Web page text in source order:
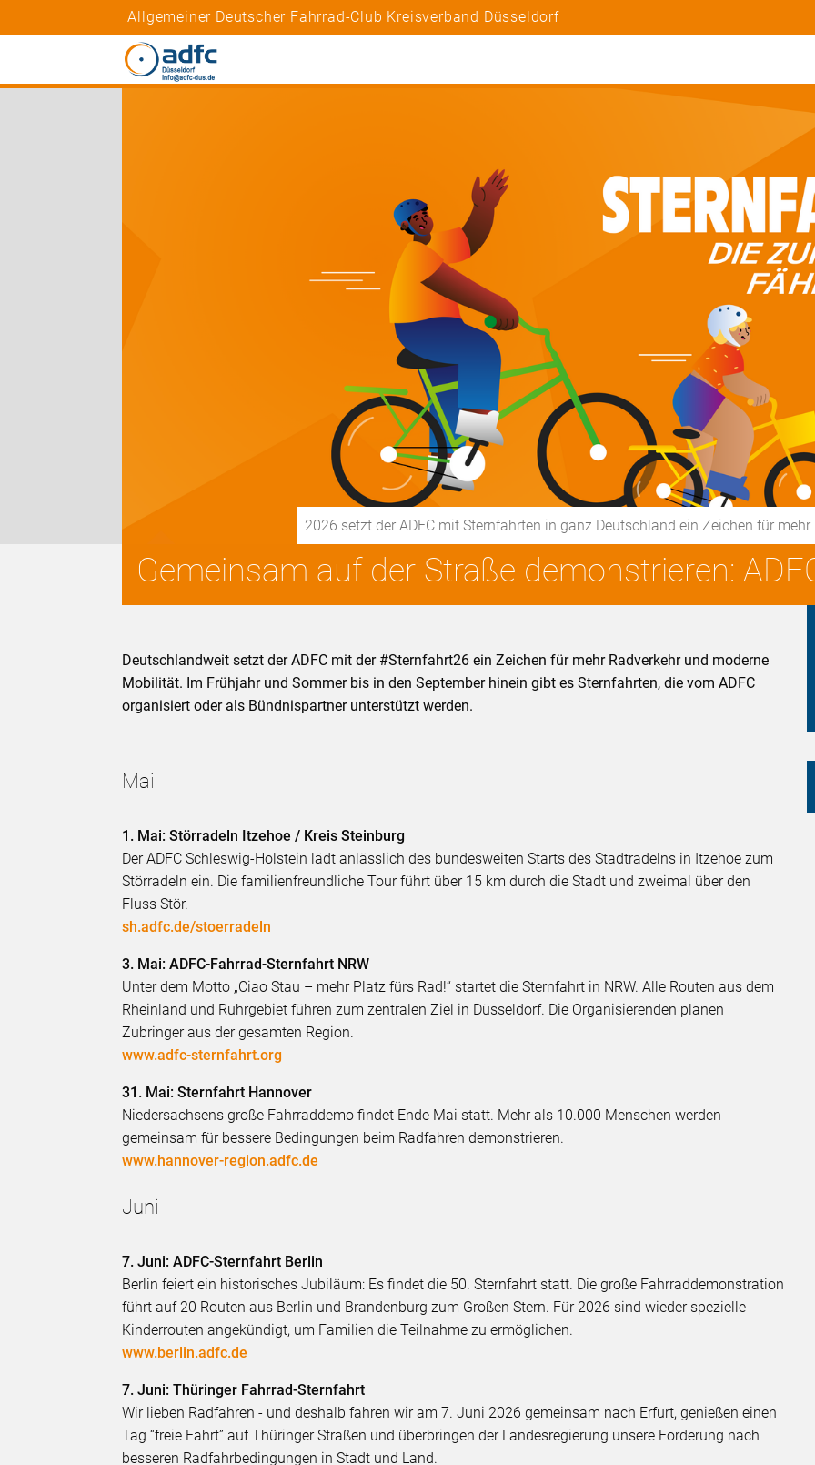
Allgemeiner Deutscher Fahrrad-Club Kreisverband Düsseldorf
2026 setzt der ADFC mit Sternfahrten in ganz Deutschland ein Zeichen für
Gemeinsam auf der Straße demonstrieren:
Deutschlandweit setzt der ADFC mit der #Sternfahrt26 ein Zeichen für mehr Radverkehr und moderne
Mobilität. Im Frühjahr und Sommer bis in den September hinein gibt es Sternfahrten, die vom ADFC
organisiert oder als Bündnispartner unterstützt werden.
Mai
1. Mai: Störradeln Itzehoe / Kreis Steinburg
Der ADFC Schleswig-Holstein lädt anlässlich des bundesweiten Starts des Stadtradelns in Itzehoe zum
Störradeln ein. Die familienfreundliche Tour führt über 15 km durch die Stadt und zweimal über den
Fluss Stör.
sh.adfc.de/stoerradeln
3. Mai: ADFC-Fahrrad-Sternfahrt NRW
Unter dem Motto „Ciao Stau – mehr Platz fürs Rad!“ startet die Sternfahrt in NRW. Alle Routen aus dem
Rheinland und Ruhrgebiet führen zum zentralen Ziel in Düsseldorf. Die Organisierenden planen
Zubringer aus der gesamten Region.
www.adfc-sternfahrt.org
31. Mai: Sternfahrt Hannover
Niedersachsens große Fahrraddemo findet Ende Mai statt. Mehr als 10.000 Menschen werden
gemeinsam für bessere Bedingungen beim Radfahren demonstrieren.
www.hannover-region.adfc.de
Juni
7. Juni: ADFC-Sternfahrt Berlin
Berlin feiert ein historisches Jubiläum: Es findet die 50. Sternfahrt statt. Die große Fahrraddemonstration
führt auf 20 Routen aus Berlin und Brandenburg zum Großen Stern. Für 2026 sind wieder spezielle
Kinderrouten angekündigt, um Familien die Teilnahme zu ermöglichen.
www.berlin.adfc.de
7. Juni: Thüringer Fahrrad-Sternfahrt
Wir lieben Radfahren - und deshalb fahren wir am 7. Juni 2026 gemeinsam nach Erfurt, genießen einen
Tag “freie Fahrt” auf Thüringer Straßen und überbringen der Landesregierung unsere Forderung nach
besseren Radfahrbedingungen in Stadt und Land.